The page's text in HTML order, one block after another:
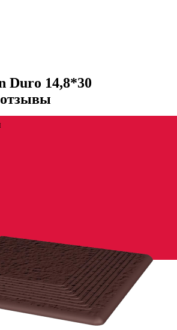
CERAMICA
NATURAL BROWN
Duro 14,8*30